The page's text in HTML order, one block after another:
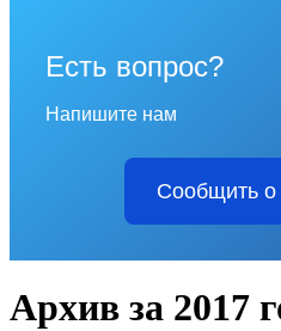
Есть вопрос?
Напишите нам
Сообщить
Архив за 2017